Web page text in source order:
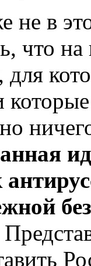
не в
что на